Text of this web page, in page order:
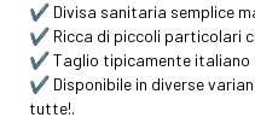
✔️ Divisa sanitaria semplice
✔️ Ricca di piccoli particolari
✔️ Taglio tipicamente italiano
✔️ Disponibile in diverse
tutte!.